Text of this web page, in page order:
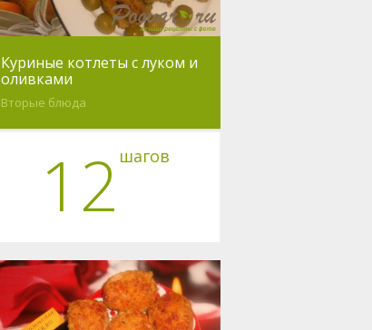
Куриные котлеты с луком и
оливками
Вторые блюда
12 шагов